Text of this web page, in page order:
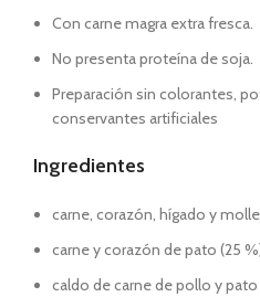
Con carne magra extra fresca.
No presenta proteína de soja.
Preparación sin colorantes,
conservantes artificiales
Ingredientes
carne, corazón, hígado y
carne y corazón de pato (25
caldo de carne de pollo y pato